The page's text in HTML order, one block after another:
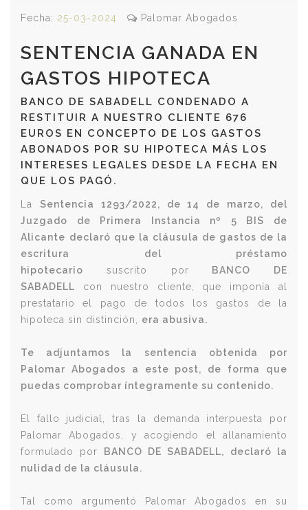
Fecha: 25-03-2024 Palomar Abogados
SENTENCIA GANADA EN
GASTOS HIPOTECA
BANCO DE SABADELL CONDENADO A
RESTITUIR A NUESTRO CLIENTE 676
EUROS EN CONCEPTO DE LOS GASTOS
ABONADOS POR SU HIPOTECA MÁS LOS
INTERESES LEGALES DESDE LA FECHA EN
QUE LOS PAGÓ.
La Sentencia 1293/2022, de 14 de marzo, del
Juzgado de Primera Instancia nº 5 BIS de
Alicante declaró que la cláusula de gastos de la
escritura del préstamo
hipotecario suscrito por BANCO DE
SABADELL con nuestro cliente, que imponía al
prestatario el pago de todos los gastos de la
hipoteca sin distinción, era abusiva.
Te adjuntamos la sentencia obtenida por
Palomar Abogados a este post, de forma que
puedas comprobar íntegramente su contenido.
El fallo judicial, tras la demanda interpuesta por
Palomar Abogados, y acogiendo el allanamiento
formulado por
BANCO DE SABADELL,
declaró la
nulidad de la cláusula.
Tal como argumentó Palomar Abogados en su